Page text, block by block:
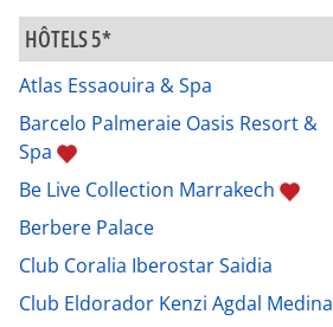
HÔTELS 5*
Atlas Essaouira & Spa
Barcelo Palmeraie Oasis Resort &
Spa
Be Live Collection Marrakech
Berbere Palace
Club Coralia Iberostar Saidia
Club Eldorador Kenzi Agdal Medina